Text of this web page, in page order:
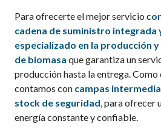
Para ofrecerte el mejor servicio c
cadena de suministro integrada
especializado en la producción
de biomasa que garantiza un
producción hasta la entrega.
contamos con campas
stock de seguridad , para ofrecer
energía constante y confiable.